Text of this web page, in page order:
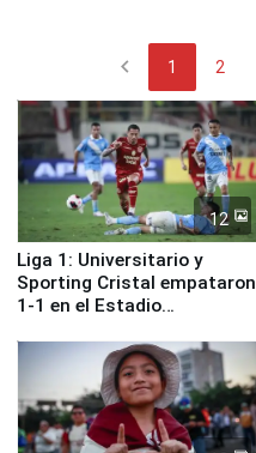
chevron_left 1 2
12
Liga 1: Universitario y
Sporting Cristal empataron
1-1 en el Estadio